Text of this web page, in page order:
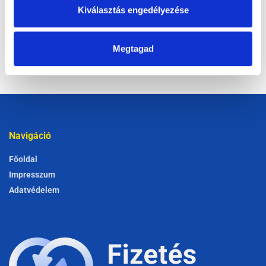
Kiválasztás engedélyezése
Megtagad
200 MEGOSZTÁSOK
173 MEGOSZTÁSOK
Navigáció
Főoldal
Impresszum
Adatvédelem